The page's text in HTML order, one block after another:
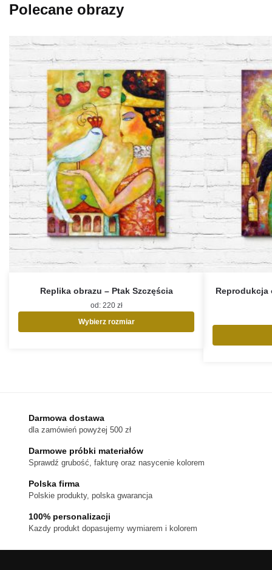
Polecane obrazy
Replika obrazu – Ptak Szczęścia
od: 220 zł
Wybierz rozmiar
na
produktu
Reprodukcja
Darmowa dostawa
dla zamówień powyżej 500 zł
Darmowe próbki materiałów
Sprawdź grubość, fakturę oraz nasycenie kolorem
Polska firma
Polskie produkty, polska gwarancja
100% personalizacji
Kazdy produkt dopasujemy wymiarem i kolorem